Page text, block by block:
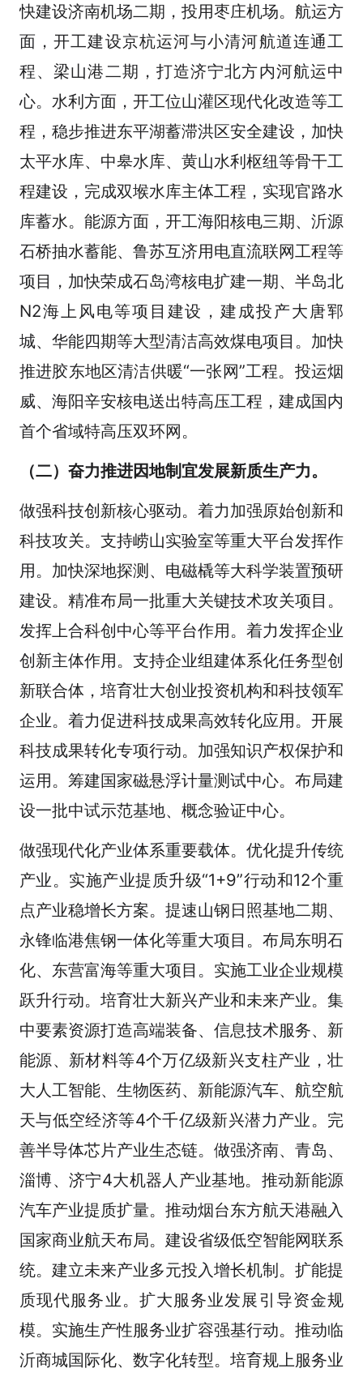
快建设济南机场二期，投用枣庄机场。航运方
面，开工建设京杭运河与小清河航道连通工
程、梁山港二期，打造济宁北方内河航运中
心。水利方面，开工位山灌区现代化改造等工
程，稳步推进东平湖蓄滞洪区安全建设，加快
太平水库、中皋水库、黄山水利枢纽等骨干工
程建设，完成双堠水库主体工程，实现官路水
库蓄水。能源方面，开工海阳核电三期、沂源
石桥抽水蓄能、鲁苏互济用电直流联网工程等
项目，加快荣成石岛湾核电扩建一期、半岛北
N2海上风电等项目建设，建成投产大唐郓
城、华能四期等大型清洁高效煤电项目。加快
推进胶东地区清洁供暖“一张网”工程。投运烟
威、海阳辛安核电送出特高压工程，建成国内
首个省域特高压双环网。
（二）奋力推进因地制宜发展新质生产力。
做强科技创新核心驱动。着力加强原始创新和
科技攻关。支持崂山实验室等重大平台发挥作
用。加快深地探测、电磁橇等大科学装置预研
建设。精准布局一批重大关键技术攻关项目。
发挥上合科创中心等平台作用。着力发挥企业
创新主体作用。支持企业组建体系化任务型创
新联合体，培育壮大创业投资机构和科技领军
企业。着力促进科技成果高效转化应用。开展
科技成果转化专项行动。加强知识产权保护和
运用。筹建国家磁悬浮计量测试中心。布局建
设一批中试示范基地、概念验证中心。
做强现代化产业体系重要载体。优化提升传统
产业。实施产业提质升级“1+9”行动和12个重
点产业稳增长方案。提速山钢日照基地二期、
永锋临港焦钢一体化等重大项目。布局东明石
化、东营富海等重大项目。实施工业企业规模
跃升行动。培育壮大新兴产业和未来产业。集
中要素资源打造高端装备、信息技术服务、新
能源、新材料等4个万亿级新兴支柱产业，壮
大人工智能、生物医药、新能源汽车、航空航
天与低空经济等4个千亿级新兴潜力产业。完
善半导体芯片产业生态链。做强济南、青岛、
淄博、济宁4大机器人产业基地。推动新能源
汽车产业提质扩量。推动烟台东方航天港融入
国家商业航天布局。建设省级低空智能网联系
统。建立未来产业多元投入增长机制。扩能提
质现代服务业。扩大服务业发展引导资金规
模。实施生产性服务业扩容强基行动。推动临
沂商城国际化、数字化转型。培育规上服务业